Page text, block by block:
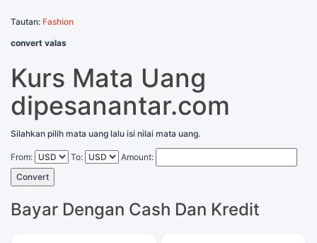
Tautan: Fashion
convert valas
Kurs Mata Uang
dipesanantar.com
Silahkan pilih mata uang lalu isi nilai mata uang.
From: To:
Amount:
Convert
Bayar Dengan Cash Dan Kredit